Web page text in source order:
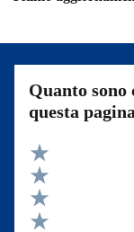
Quanto
questa
Valuta 5 stelle su 5
Valuta 4 stelle su 5
Valuta 3 stelle su 5